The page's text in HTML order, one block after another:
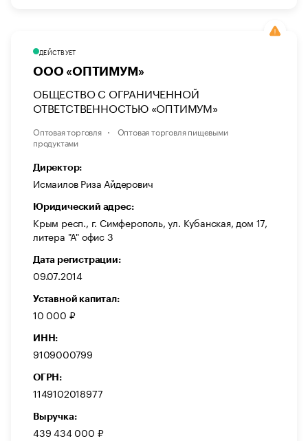
ДЕЙСТВУЕТ
ООО «ОПТИМУМ»
ОБЩЕСТВО С ОГРАНИЧЕННОЙ
ОТВЕТСТВЕННОСТЬЮ «ОПТИМУМ»
Оптовая торговля
Оптовая торговля пищевыми
продуктами
Директор:
Исмаилов Риза Айдерович
Юридический адрес:
Крым респ., г. Симферополь, ул. Кубанская, дом 17,
литера "А" офис 3
Дата регистрации:
09.07.2014
Уставной капитал:
10 000 ₽
ИНН:
9109000799
ОГРН:
1149102018977
Выручка:
439 434 000 ₽